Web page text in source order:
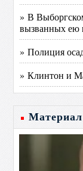
» В
вызванных ею
» Полиция
» Клинтон и
Материал